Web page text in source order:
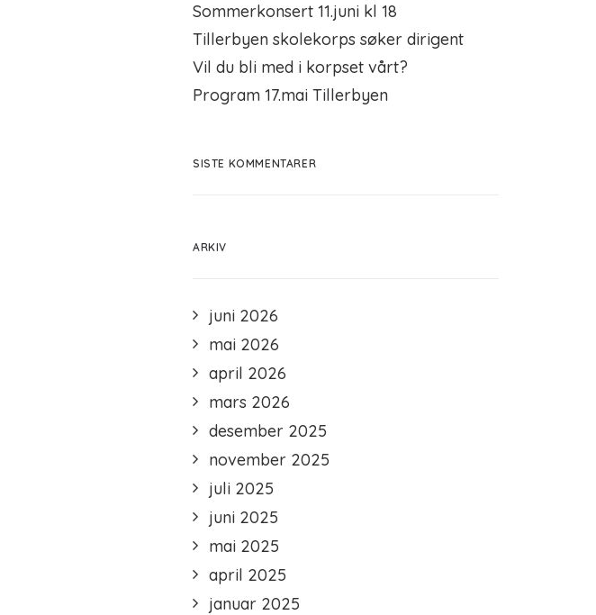
Sommerkonsert 11.juni kl 18
Tillerbyen skolekorps søker dirigent
Vil du bli med i korpset vårt?
Program 17.mai Tillerbyen
SISTE KOMMENTARER
ARKIV
juni 2026
mai 2026
april 2026
mars 2026
desember 2025
november 2025
juli 2025
juni 2025
mai 2025
april 2025
januar 2025